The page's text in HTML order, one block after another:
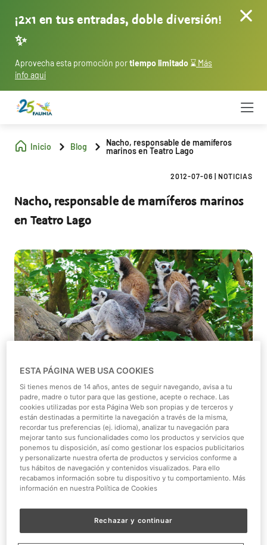
¡2x1 en tus entradas, doble diversión!
✨
Aprovecha esta promoción portiempo limitado ⌛ Más
info aquí
Inicio Blog
Nacho, responsable de mamíferos
marinos en Teatro Lago
2012-07-06 NOTICIAS
Nacho, responsable de mamíferos marinos
en Teatro Lago
Os presentamos a Nacho, nuestro entrenador de
mamíferos marinos. Sus inicios en Faunia fueron,
precisamente, en el Teatro Lago y, actualmente, es el
responsable de mamíferos marinos. Focas, osos yleones
marinoshan aprendido de él y Nacho ha aprendido, a su
vez, de ellos alcanzando un nivel de compenetración que
se transmite en todas y cada una de sus exhibiciones.
Nacho es un trabajador apasionado y, confiesa, que
animales sino también con el público, a quien no duda en
explicar todo tipo de curiosidades tras las exhibiciones.
ESTA PÁGINA WEB USA COOKIES
Si tienes menos de 14 años, antes de seguir navegando, avisa a tu
padre, madre o tutor para que las gestione, acepte o rechace. Las
cookies utilizadas por esta Página Web son propias y de terceros y
están destinadas a permitirte la navegación a través de la misma,
recordar tus preferencias (ej. idioma), analizar tu navegación para
mejorar tanto sus funcionalidades como los productos y servicios que
ponemos tu disposición, así como gestionar los espacios publicitarios
y personalizarte nuestra oferta de productos y servicios conforme a
tus hábitos de navegación y contenidos visualizados. Para ello
recabamos información sobre tu dispositivo y tu comportamiento. Más
información en nuestra Política de Cookies
Rechazar y continuar